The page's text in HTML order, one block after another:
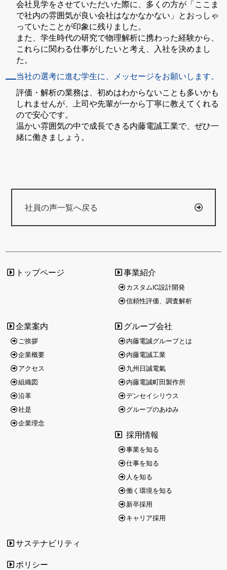
会社見学をさせていただいた際に、多くの方が「ここま
で社内の雰囲気が良い会社はなかなかない」とおっしゃ
っていたことが印象に残りました。
また、学生時代の研究で物理解析に携わった経験から、
これらに関わる仕事がしたいと考え、入社を決めまし
た。
当社の選考に進む学生に、メッセージをお願いします。
評価・解析の業務は、初めはわからないことも多いかも
しれませんが、上司や先輩が一から丁寧に教えてくれる
ので安心です。
温かい雰囲気の中で成長できる内藤電誠工業で、ぜひ一
緒に働きましょう。
社員の声一覧へ戻る
トップページ 事業紹介
カスタムIC設計開発
信頼性評価、調査解析
企業案内
ご挨拶
企業概要
アクセス
組織図
沿革
社是
企業理念
グループ会社
内藤電誠グループとは
内藤電誠工業
九州日誠電氣
内藤電誠町田製作所
デンセイシリウス
グループのあゆみ
採用情報
事業を知る
仕事を知る
人を知る
働く環境を知る
新卒採用
キャリア採用
サステナビリティ
ポリシー